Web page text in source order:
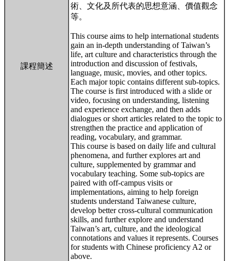
課程簡述
術、文化及所代表的思想意涵、價值觀念
等。
This course aims to help international students
gain an in-depth understanding of Taiwan’s
life, art culture and characteristics through the
introduction and discussion of festivals,
language, music, movies, and other topics.
Each major topic contains different sub-topics.
The course is first introduced with a slide or
video, focusing on understanding, listening
and experience exchange, and then adds
dialogues or short articles related to the topic to
strengthen the practice and application of
reading, vocabulary, and grammar.
This course is based on daily life and cultural
phenomena, and further explores art and
culture, supplemented by grammar and
vocabulary teaching. Some sub-topics are
paired with off-campus visits or
implementations, aiming to help foreign
students understand Taiwanese culture,
develop better cross-cultural communication
skills, and further explore and understand
Taiwan’s art, culture, and the ideological
connotations and values it represents. Courses
for students with Chinese proficiency A2 or
above.